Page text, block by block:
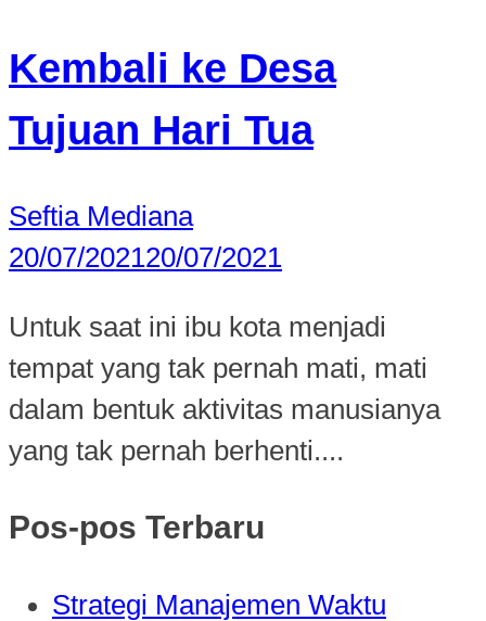
Kembali ke Desa
Tujuan Hari Tua
Seftia Mediana
20/07/202120/07/2021
Untuk saat ini ibu kota menjadi
tempat yang tak pernah mati, mati
dalam bentuk aktivitas manusianya
yang tak pernah berhenti....
Pos-pos Terbaru
Strategi Manajemen Waktu